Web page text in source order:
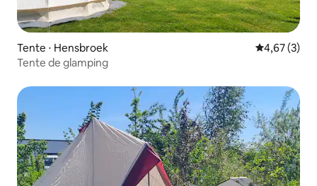
Tente ⋅ Hensbroek Évaluation
4,67 (3)
Tente de glamping